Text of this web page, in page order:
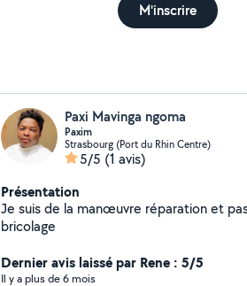
M'inscrire
Paxi Mavinga ngoma
Paxim
Strasbourg (Port du Rhin Centre)
5/5 (1 avis)
Présentation
Je suis de la manœuvre réparation et
bricolage
Dernier avis laissé par Rene : 5/5
Il y a plus de 6 mois